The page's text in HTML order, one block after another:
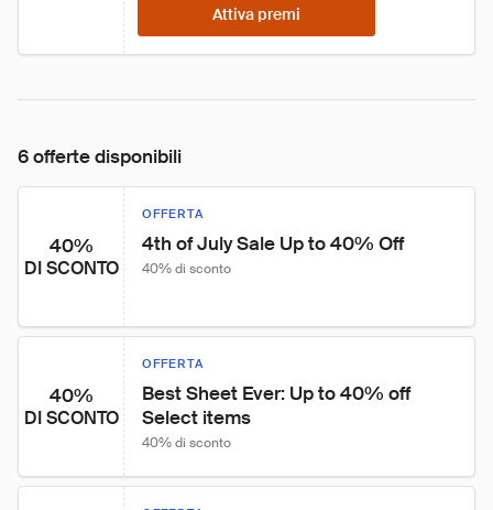
Attiva premi
6 offerte disponibili
40%
DI SCONTO
OFFERTA
4th of July Sale Up to 40% Off
40% di sconto
40%
DI SCONTO
OFFERTA
Best Sheet Ever: Up to 40% off
Select items
40% di sconto